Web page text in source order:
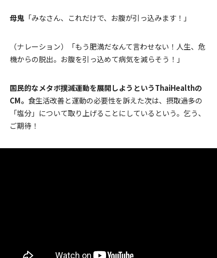
母鬼 「みなさん、これだけで、お腹が引っ込みます！」
（ナレーション）「もう肥満だなんて言わせない！人生、危
機からの脱出。お腹を引っ込めて病気を減らそう！」
国民的なメタボ撲滅運動を展開しようというThaiHealthの
CM。 食生活改善と運動の必要性を訴えた次は、摂取過多の
「塩分」について取り上げることにしているという。乞う、
ご期待！